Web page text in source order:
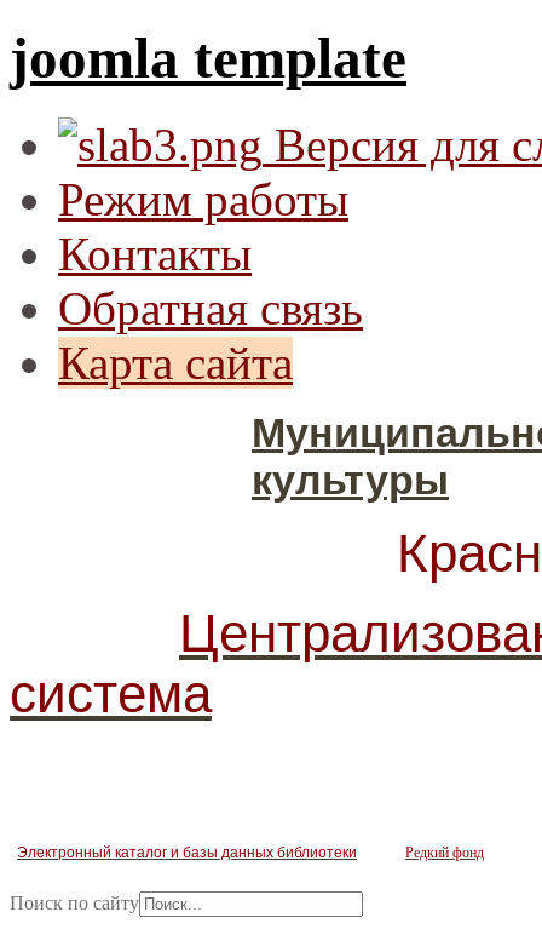
joomla template
Версия для
Режим работы
Контакты
Обратная связь
Карта сайта
культуры
система
Электронный каталог и базы данных библиотеки Редкий фонд
Поиск по сайту